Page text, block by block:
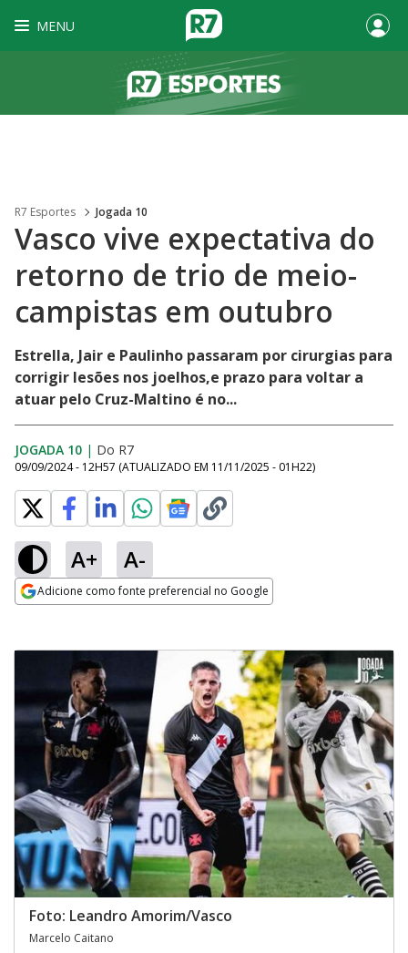
MENU
R7 Esportes Jogada 10
Vasco vive expectativa do
retorno de trio de meio-
campistas em outubro
Estrella, Jair e Paulinho passaram por cirurgias para
corrigir lesões nos joelhos,e prazo para voltar a
atuar pelo Cruz-Maltino é no...
JOGADA 10 | Do R7
09/09/2024 - 12H57 (ATUALIZADO EM 11/11/2025 - 01H22)
A+ A-
Adicione como fonte preferencial no Google
Foto: Leandro Amorim/Vasco
Marcelo Caitano